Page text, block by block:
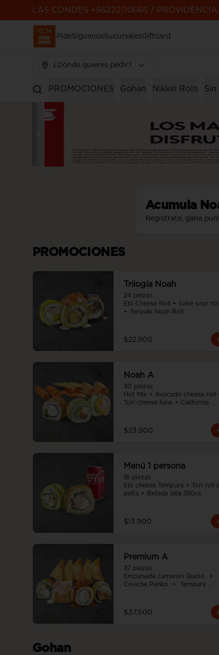
LAS CONDES +56222110666 /
PideSíguenosSucursalesGiftcard
¿Dónde quieres pedir?
PROMOCIONES Gohan Nikkei Rolls Sin
Acumula
Regístrate, gana
PROMOCIONES
Trilogía Noah
24 piezas
Ebi Cheese Roll + Sake sour roll
+ Teriyaki Noah Roll
$22.900
Noah A
30 piezas
Hot Mix + Avocado cheese roll
Tori cheese furai + California
$23.900
Menú 1 persona
16 piezas
Ebi cheese Tempura + Tori roll
palta + Bebida lata 350cc
$13.900
Premium A
37 piezas
Empanada camarón Queso  +
Ceviche Panko  +  Tempura
$37.500
Gohan